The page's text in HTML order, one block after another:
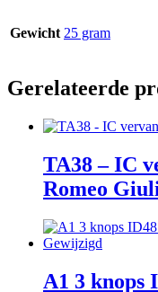
Gewicht 25 gram
Gerelateerde
TA38 – IC
Romeo
A1 3 knops